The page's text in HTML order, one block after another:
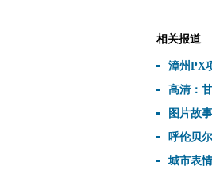
相关报道
漳州PX
高清：
图片故
呼伦贝
城市表